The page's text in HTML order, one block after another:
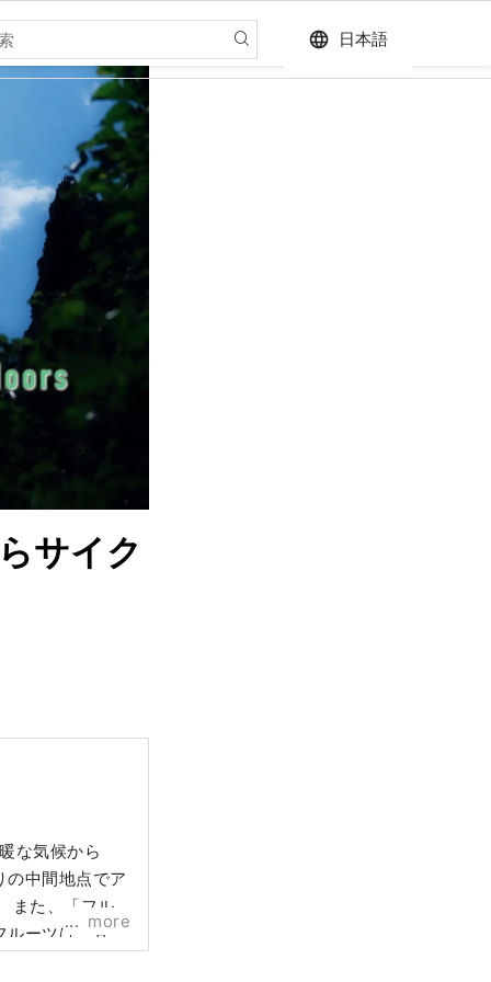
language 日本語
サイク
な気候から
の中間地点でア
ルーツは、甘
、旬のフル
more